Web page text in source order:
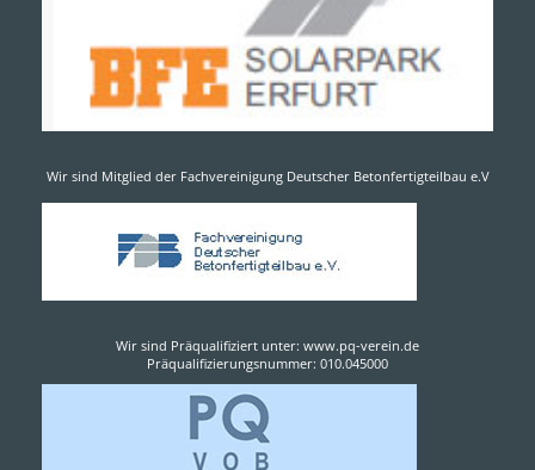
Wir sind Mitglied der Fachvereinigung Deutscher Betonfertigteilbau e.V
Wir sind Präqualifiziert unter: www.pq-verein.de
Präqualifizierungsnummer: 010.045000